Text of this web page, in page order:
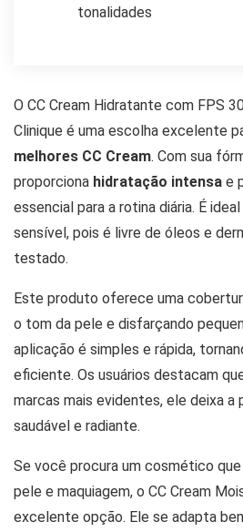
tonalidades
O CC Cream Hidratante com FPS
Clinique é uma escolha excelente
melhores CC Cream. Com sua
proporciona hidratação intensa e
essencial para a rotina diária. É
sensível, pois é livre de óleos e
testado.
Este produto oferece uma
o tom da pele e disfarçando
aplicação é simples e rápida,
eficiente. Os usuários destacam
marcas mais evidentes, ele deixa
saudável e radiante.
Se você procura um cosmético
pele e maquiagem, o CC Cream
excelente opção. Ele se adapta